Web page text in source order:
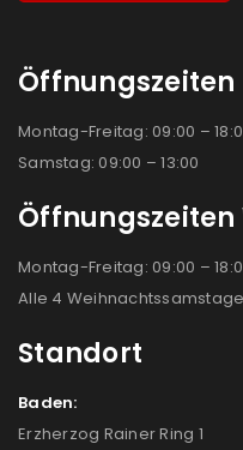
Öffnungszeiten
Montag-Freitag: 09:00 –
Samstag: 09:00 – 13:00
Montag-Freitag: 09:00 –
Alle 4 Weihnachtssamstage
Standort
Baden:
Erzherzog Rainer Ring 1